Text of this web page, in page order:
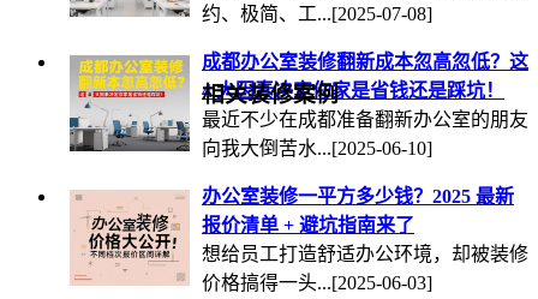
约、极简、工...[2025-07-08]
成都办公室装修翻新成本忽高忽低？这
4 大因素决定你家是省钱还是踩坑！
最近不少在成都准备翻新办公室的朋友
向我大倒苦水...[2025-06-10]
办公室装修一平方多少钱？2025 最新
报价清单 + 避坑指南来了
想给员工打造舒适办公环境，却被装修
价格搞得一头...[2025-06-03]
相关装修案例